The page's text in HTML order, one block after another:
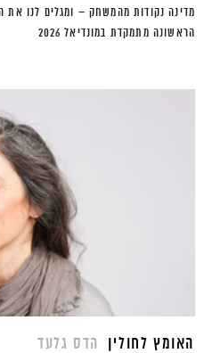
מדינה נקודות מהמשחק – ומגלים לנו את
הראשונה מתמקדת במונדיאל 2026
האומץ לחולין הדס גלעד